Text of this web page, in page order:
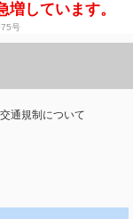
しています。
号
通規制について